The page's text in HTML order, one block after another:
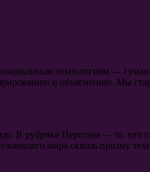
технологиям —
и объяснению. Мы
В рубрике Персоны — те, кто
мира сквозь призму